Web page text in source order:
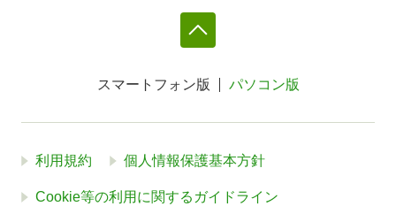
スマートフォン版 パソコン版
利用規約 個人情報保護基本方針
Cookie等の利用に関するガイドライン